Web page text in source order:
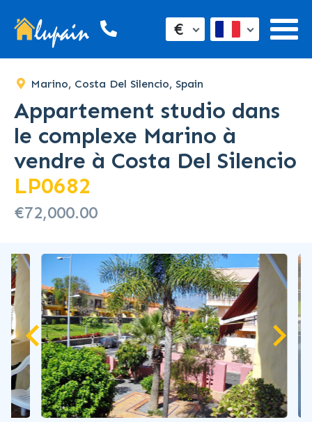
€
Marino, Costa Del Silencio, Spain
Appartement studio dans
le complexe Marino à
vendre à Costa Del Silencio
LP0682
€72,000.00
SOLD